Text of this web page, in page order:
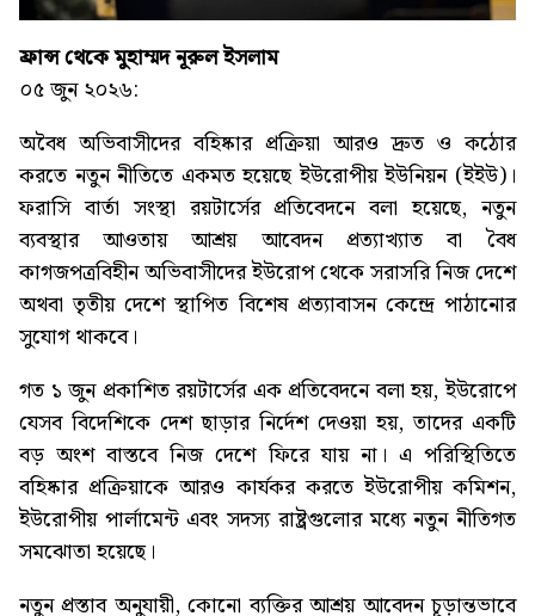
ফ্রান্স থেকে মুহাম্মদ নূরুল ইসলাম
০৫ জুন ২০২৬:
অবৈধ অভিবাসীদের বহিষ্কার প্রক্রিয়া আরও দ্রুত ও কঠোর
করতে নতুন নীতিতে একমত হয়েছে ইউরোপীয় ইউনিয়ন (ইইউ)।
ফরাসি বার্তা সংস্থা রয়টার্সের প্রতিবেদনে বলা হয়েছে, নতুন
ব্যবস্থার আওতায় আশ্রয় আবেদন প্রত্যাখ্যাত বা বৈধ
কাগজপত্রবিহীন অভিবাসীদের ইউরোপ থেকে সরাসরি নিজ দেশে
অথবা তৃতীয় দেশে স্থাপিত বিশেষ প্রত্যাবাসন কেন্দ্রে পাঠানোর
সুযোগ থাকবে।
গত ১ জুন প্রকাশিত রয়টার্সের এক প্রতিবেদনে বলা হয়, ইউরোপে
যেসব বিদেশিকে দেশ ছাড়ার নির্দেশ দেওয়া হয়, তাদের একটি
বড় অংশ বাস্তবে নিজ দেশে ফিরে যায় না। এ পরিস্থিতিতে
বহিষ্কার প্রক্রিয়াকে আরও কার্যকর করতে ইউরোপীয় কমিশন,
ইউরোপীয় পার্লামেন্ট এবং সদস্য রাষ্ট্রগুলোর মধ্যে নতুন নীতিগত
সমঝোতা হয়েছে।
নতুন প্রস্তাব অনুযায়ী, কোনো ব্যক্তির আশ্রয় আবেদন চূড়ান্তভাবে